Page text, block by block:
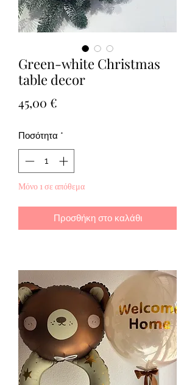
Green-white Christmas
table decor
45,00 €
Ποσότητα *
Μόνο 1 σε απόθεμα
Προσθήκη στο καλάθι